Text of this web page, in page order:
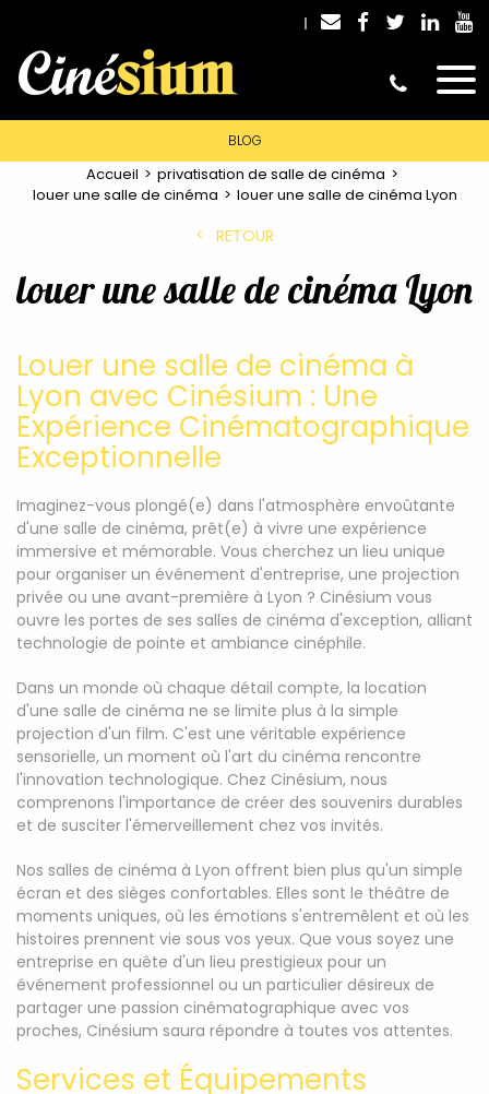
BLOG
Accueil
privatisation de salle de cinéma
louer une salle de cinéma
louer une salle de cinéma Lyon
RETOUR
louer une salle de cinéma Lyon
Louer une salle de cinéma à
Lyon avec Cinésium : Une
Expérience Cinématographique
Exceptionnelle
Imaginez-vous plongé(e) dans l'atmosphère envoûtante
d'une salle de cinéma, prêt(e) à vivre une expérience
immersive et mémorable. Vous cherchez un lieu unique
pour organiser un événement d'entreprise, une projection
privée ou une avant-première à Lyon ? Cinésium vous
ouvre les portes de ses salles de cinéma d'exception, alliant
technologie de pointe et ambiance cinéphile.
Dans un monde où chaque détail compte, la location
d'une salle de cinéma ne se limite plus à la simple
projection d'un film. C'est une véritable expérience
sensorielle, un moment où l'art du cinéma rencontre
l'innovation technologique. Chez Cinésium, nous
comprenons l'importance de créer des souvenirs durables
et de susciter l'émerveillement chez vos invités.
Nos salles de cinéma à Lyon offrent bien plus qu'un simple
écran et des sièges confortables. Elles sont le théâtre de
moments uniques, où les émotions s'entremêlent et où les
histoires prennent vie sous vos yeux. Que vous soyez une
entreprise en quête d'un lieu prestigieux pour un
événement professionnel ou un particulier désireux de
partager une passion cinématographique avec vos
proches, Cinésium saura répondre à toutes vos attentes.
Services et Équipements